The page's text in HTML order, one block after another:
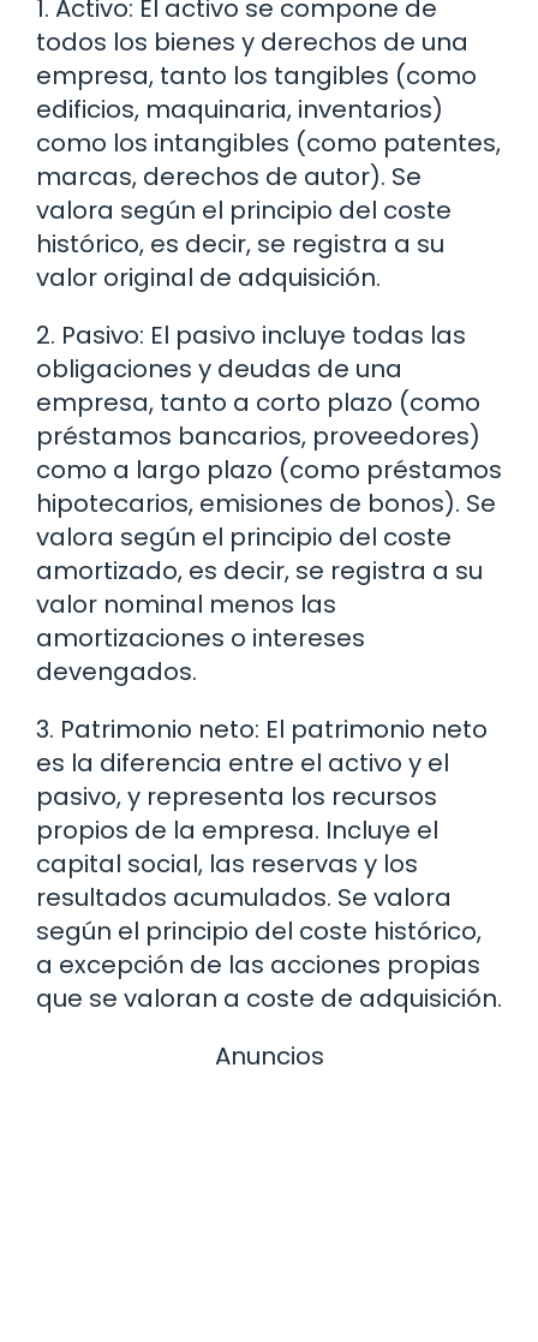
1. Activo: El activo se compone de
todos los bienes y derechos de una
empresa, tanto los tangibles (como
edificios, maquinaria, inventarios)
como los intangibles (como patentes,
marcas, derechos de autor). Se
valora según el principio del coste
histórico, es decir, se registra a su
valor original de adquisición.
2. Pasivo: El pasivo incluye todas las
obligaciones y deudas de una
empresa, tanto a corto plazo (como
préstamos bancarios, proveedores)
como a largo plazo (como préstamos
hipotecarios, emisiones de bonos). Se
valora según el principio del coste
amortizado, es decir, se registra a su
valor nominal menos las
amortizaciones o intereses
devengados.
3. Patrimonio neto: El patrimonio neto
es la diferencia entre el activo y el
pasivo, y representa los recursos
propios de la empresa. Incluye el
capital social, las reservas y los
resultados acumulados. Se valora
según el principio del coste histórico,
a excepción de las acciones propias
que se valoran a coste de adquisición.
Anuncios